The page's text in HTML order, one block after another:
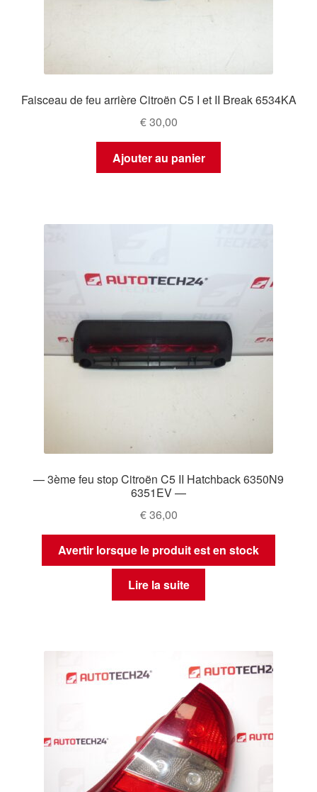
Faisceau de feu arrière Citroën C5 I et II Break 6534KA
€30,00
Ajouter au panier
— 3ème feu stop Citroën C5 II Hatchback 6350N9
6351EV —
€36,00
Avertir lorsque le produit est en stock
Lire la suite